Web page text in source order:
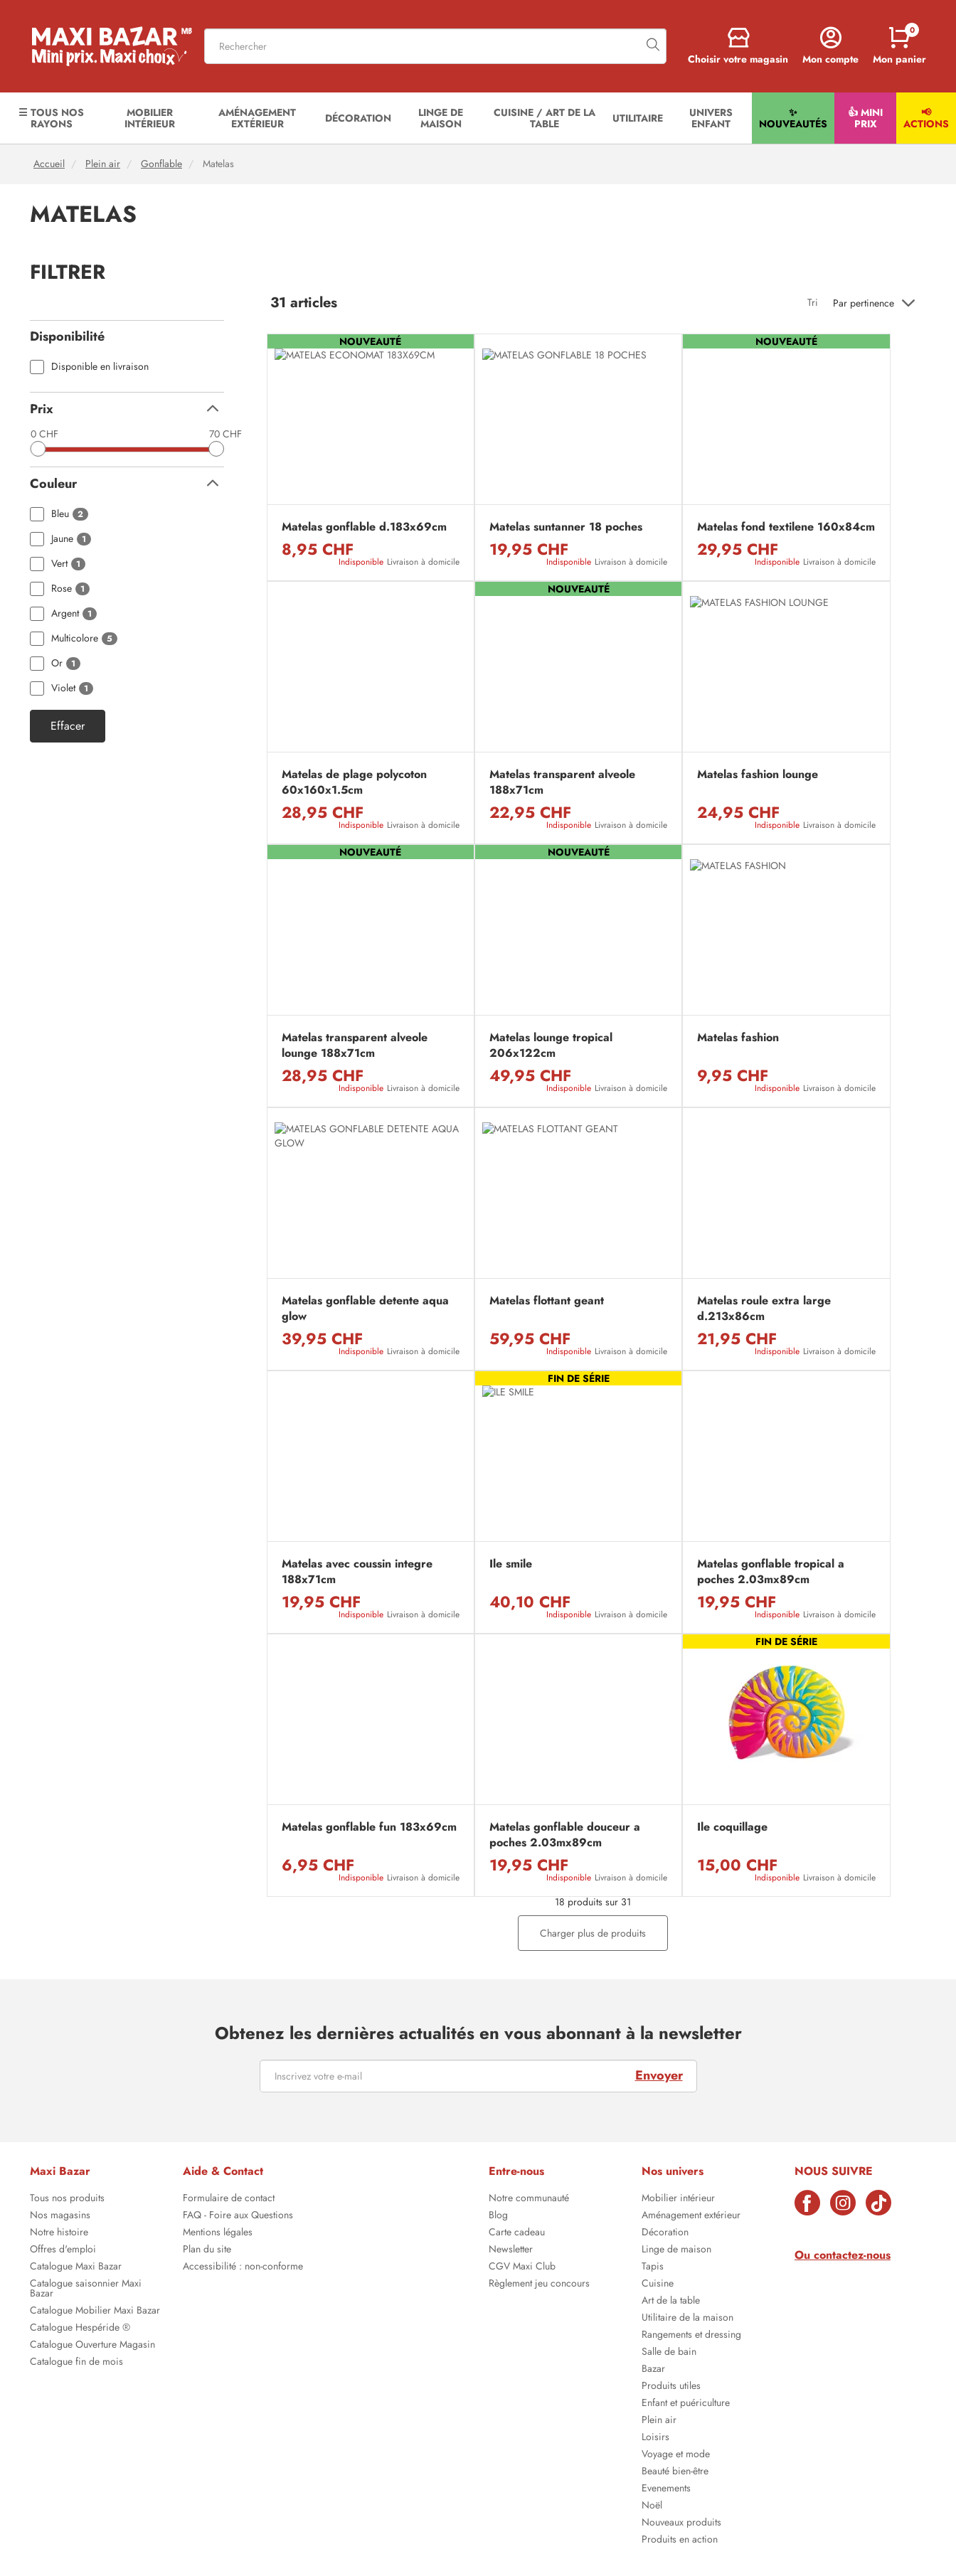
Choisir votre magasin Mon compte Mon panier
0
☰ TOUS NOS
RAYONS
MOBILIER
INTÉRIEUR
AMÉNAGEMENT
EXTÉRIEUR
DÉCORATION
LINGE DE
MAISON
CUISINE / ART DE LA
TABLE
UTILITAIRE
UNIVERS
ENFANT
✨
NOUVEAUTÉS
👍 MINI
PRIX
📢
ACTIONS
Accueil Plein air Gonflable Matelas
MATELAS
FILTRER
Disponibilité
Disponible en livraison
Prix Replier
0 CHF 70 CHF
Couleur Replier
Bleu 2
Jaune 1
Vert 1
Rose 1
Argent 1
Multicolore 5
Or 1
Violet 1
Effacer
Tri Par pertinence
NOUVEAUTÉ
Matelas gonflable d.183x69cm
8,95 CHF
Indisponible Livraison à domicile
Matelas suntanner 18 poches
19,95 CHF
Indisponible Livraison à domicile
NOUVEAUTÉ
Matelas fond textilene 160x84cm
29,95 CHF
Indisponible Livraison à domicile
Matelas de plage polycoton
60x160x1.5cm
28,95 CHF
Indisponible Livraison à domicile
NOUVEAUTÉ
Matelas transparent alveole
188x71cm
22,95 CHF
Indisponible Livraison à domicile
Matelas fashion lounge
24,95 CHF
Indisponible Livraison à domicile
NOUVEAUTÉ
Matelas transparent alveole
lounge 188x71cm
28,95 CHF
Indisponible Livraison à domicile
NOUVEAUTÉ
Matelas lounge tropical
206x122cm
49,95 CHF
Indisponible Livraison à domicile
Matelas fashion
9,95 CHF
Indisponible Livraison à domicile
Matelas gonflable detente aqua
glow
39,95 CHF
Indisponible Livraison à domicile
Matelas flottant geant
59,95 CHF
Indisponible Livraison à domicile
Matelas roule extra large
d.213x86cm
21,95 CHF
Indisponible Livraison à domicile
Matelas avec coussin integre
188x71cm
19,95 CHF
Indisponible Livraison à domicile
FIN DE SÉRIE
Ile smile
40,10 CHF
Indisponible Livraison à domicile
Matelas gonflable tropical a
poches 2.03mx89cm
19,95 CHF
Indisponible Livraison à domicile
Matelas gonflable fun 183x69cm
6,95 CHF
Indisponible Livraison à domicile
Matelas gonflable douceur a
poches 2.03mx89cm
19,95 CHF
Indisponible Livraison à domicile
FIN DE SÉRIE
Ile coquillage
15,00 CHF
Indisponible Livraison à domicile
18 produits sur 31
Charger plus de produits
31 articles
Obtenez les dernières actualités en vous abonnant à la newsletter
Envoyer
Maxi Bazar
Tous nos produits
Nos magasins
Notre histoire
Offres d'emploi
Catalogue Maxi Bazar
Catalogue saisonnier Maxi
Bazar
Catalogue Mobilier Maxi Bazar
Catalogue Hespéride ®
Catalogue Ouverture Magasin
Catalogue fin de mois
Aide & Contact
Formulaire de contact
FAQ - Foire aux Questions
Mentions légales
Plan du site
Accessibilité : non-conforme
Entre-nous
Notre communauté
Blog
Carte cadeau
Newsletter
CGV Maxi Club
Règlement jeu concours
Nos univers
Mobilier intérieur
Aménagement extérieur
Décoration
Linge de maison
Tapis
Cuisine
Art de la table
Utilitaire de la maison
Rangements et dressing
Salle de bain
Bazar
Produits utiles
Enfant et puériculture
Plein air
Loisirs
Voyage et mode
Beauté bien-être
Evenements
Noël
Nouveaux produits
Produits en action
NOUS SUIVRE
Ou contactez-nous